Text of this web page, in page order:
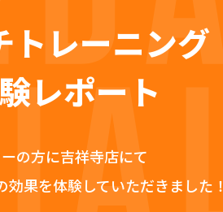
トレーニング
レポート
の方に吉祥寺店にて
効果を体験していただきました！